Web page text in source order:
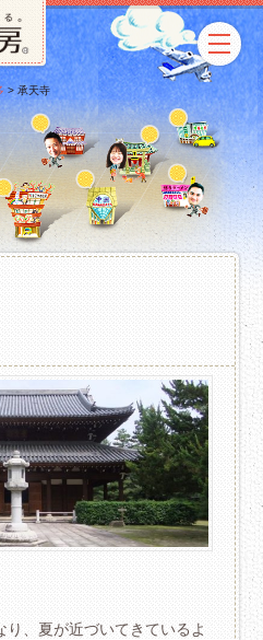
> 承天寺
、夏が近づいてきているよ